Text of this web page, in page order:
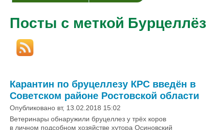
Посты с меткой Бурцеллёз
Карантин по бруцеллезу КРС введён в
Советском районе Ростовской области
Опубликовано вт, 13.02.2018 15:02
Ветеринары обнаружили бруцеллез у трёх коров
в личном подсобном хозяйстве хутора Осиновский